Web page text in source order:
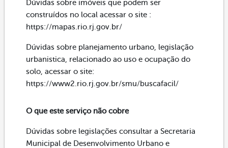
Dúvidas sobre imóveis que podem ser
construídos no local acessar o site :
https://mapas.rio.rj.gov.br/
Dúvidas sobre planejamento urbano, legislação
urbanistica, relacionado ao uso e ocupação do
solo, acessar o site:
https://www2.rio.rj.gov.br/smu/buscafacil/
O que este serviço não cobre
Dúvidas sobre legislações consultar a Secretaria
Municipal de Desenvolvimento Urbano e